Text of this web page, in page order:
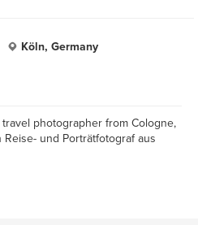
Köln, Germany
photographer from Cologne,
und Porträtfotograf aus